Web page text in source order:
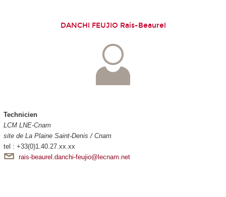
DANCHI FEUJIO Rais-Beaurel
Technicien
LCM LNE-Cnam
site de La Plaine Saint-Denis / Cnam
tel : +33(0)1.40.27.xx.xx
rais-beaurel.danchi-feujio@lecnam.net